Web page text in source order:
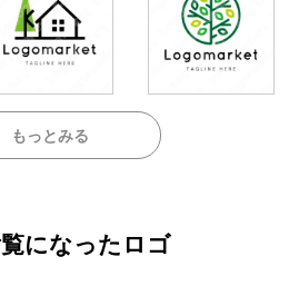
もっとみる
になったロゴ